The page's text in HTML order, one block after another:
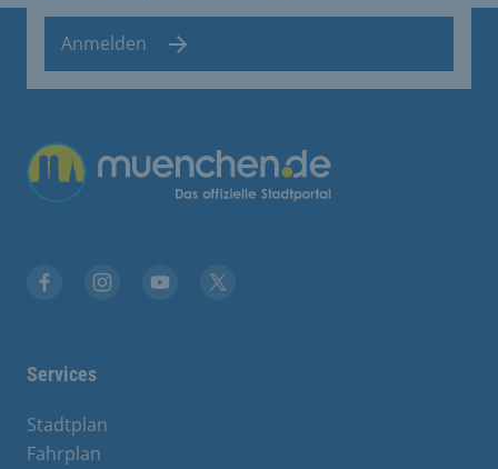
Anmelden
Übergreifende Links
Services
Stadtplan
Fahrplan